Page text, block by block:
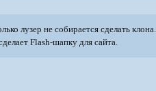
лузер не собирается сделать
Flash-шапку для сайта.